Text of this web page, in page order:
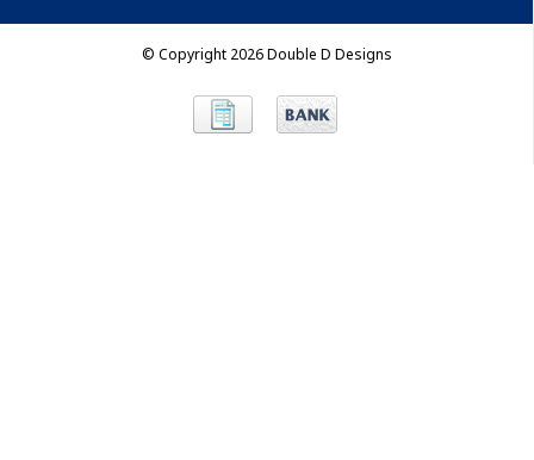
© Copyright 2026 Double D Designs